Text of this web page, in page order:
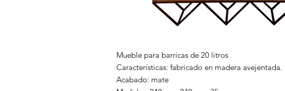
Mueble para barricas de 20 litros
Características: fabricado en madera avejentada.
Acabado: mate